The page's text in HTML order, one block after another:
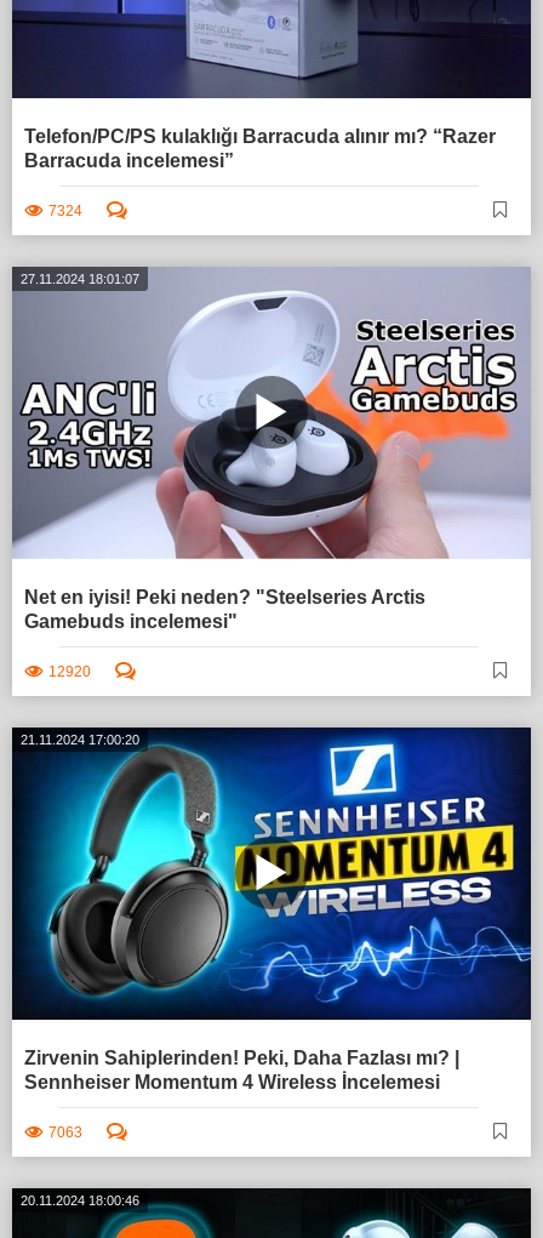
Telefon/PC/PS kulaklığı Barracuda alınır mı? “Razer
Barracuda incelemesi”
7324
27.11.2024 18:01:07
Net en iyisi! Peki neden? "Steelseries Arctis
Gamebuds incelemesi"
12920
21.11.2024 17:00:20
Zirvenin Sahiplerinden! Peki, Daha Fazlası mı? |
Sennheiser Momentum 4 Wireless İncelemesi
7063
20.11.2024 18:00:46